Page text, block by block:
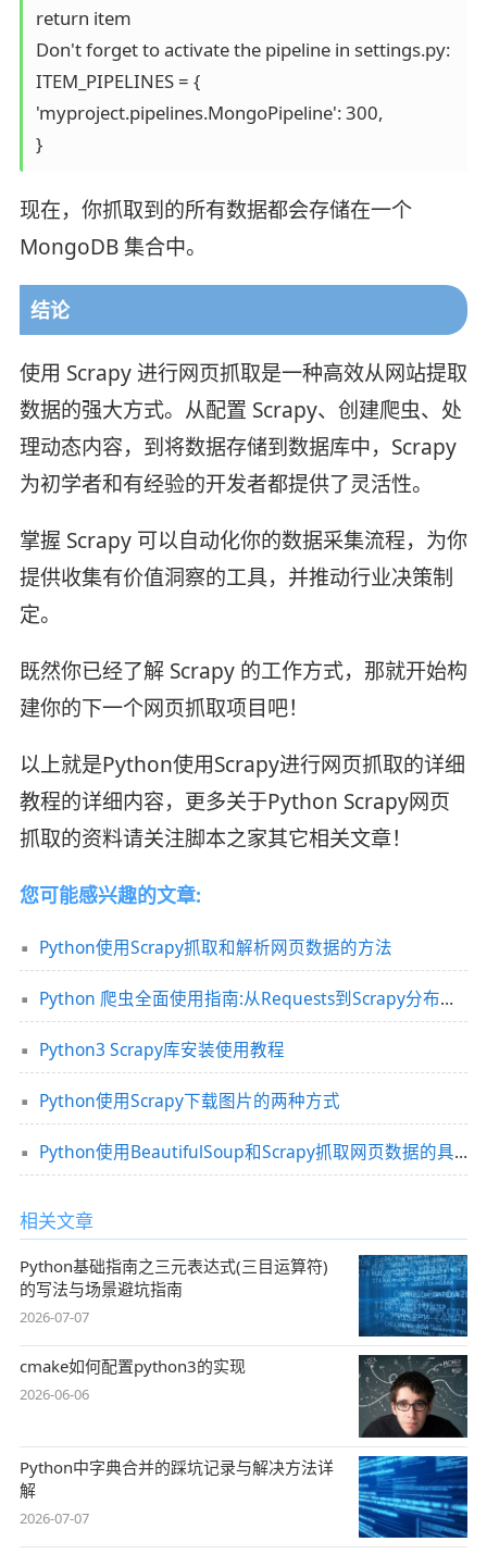
return item
Don't forget to activate the pipeline in settings.py:
ITEM_PIPELINES = {
'myproject.pipelines.MongoPipeline': 300,
}
现在，你抓取到的所有数据都会存储在一个
MongoDB 集合中。
结论
使用 Scrapy 进行网页抓取是一种高效从网站提取
数据的强大方式。从配置 Scrapy、创建爬虫、处
理动态内容，到将数据存储到数据库中，Scrapy
为初学者和有经验的开发者都提供了灵活性。
掌握 Scrapy 可以自动化你的数据采集流程，为你
提供收集有价值洞察的工具，并推动行业决策制
定。
既然你已经了解 Scrapy 的工作方式，那就开始构
建你的下一个网页抓取项目吧！
以上就是Python使用Scrapy进行网页抓取的详细
教程的详细内容，更多关于Python Scrapy网页
抓取的资料请关注脚本之家其它相关文章！
您可能感兴趣的文章:
Python使用Scrapy抓取和解析网页数据的方法
Python 爬虫全面使用指南:从Requests到Scrapy分布式架构详解
Python3 Scrapy库安装使用教程
Python使用Scrapy下载图片的两种方式
Python使用BeautifulSoup和Scrapy抓取网页数据的具体教程
相关文章
Python基础指南之三元表达式(三目运算符)
的写法与场景避坑指南
2026-07-07
cmake如何配置python3的实现
2026-06-06
Python中字典合并的踩坑记录与解决方法详
解
2026-07-07